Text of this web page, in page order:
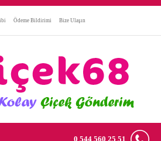
Ödeme Bildirimi Bize Ulaşın
0 544 560 25 51